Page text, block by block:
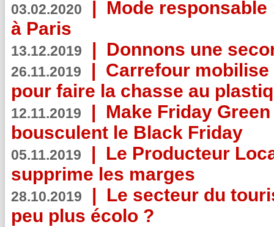
03.02.2020 | Mode
à Paris
13.12.2019 | Donnons une
26.11.2019 | Carrefour
pour faire la chasse au
12.11.2019 | Make Friday
bousculent le Black Friday
05.11.2019 | Le Producteur
supprime les marges
28.10.2019 | Le secteur du
peu plus écolo ?